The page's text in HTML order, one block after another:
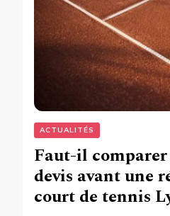
ACTUALITÉS
Faut-il
devis avant une
court de tennis